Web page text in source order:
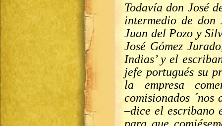
Todavía don José
intermedio de don
Juan del Pozo y
José Gómez
Indias’ y el
jefe portugués su
la empresa
comisionados ´nos
–dice el escribano
para que